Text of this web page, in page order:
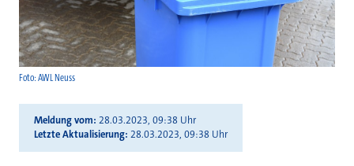
Foto: AWL Neuss
Meldung vom 28.03.2023, 09:38 Uhr
Letzte Aktualisierung 28.03.2023, 09:38 Uhr